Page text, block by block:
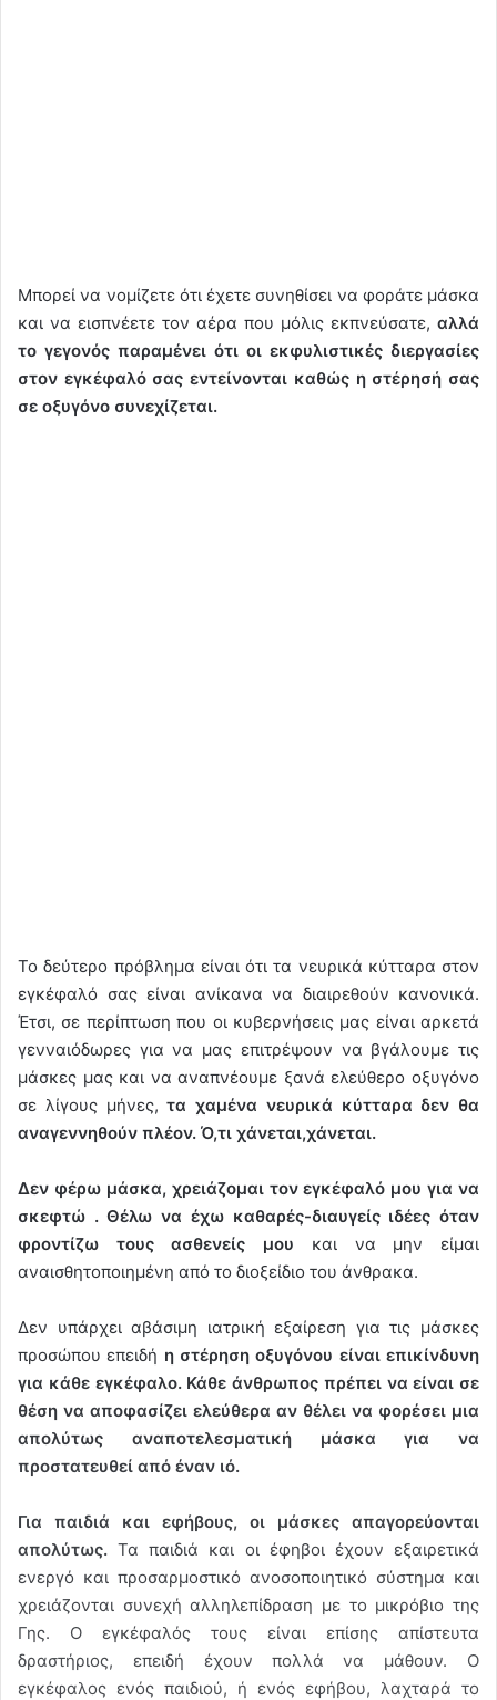
Μπορεί να νομίζετε ότι έχετε συνηθίσει να φοράτε μάσκα
και να εισπνέετε τον αέρα που μόλις εκπνεύσατε, αλλά
το γεγονός παραμένει ότι οι εκφυλιστικές διεργασίες
στον εγκέφαλό σας εντείνονται καθώς η στέρησή σας
σε οξυγόνο συνεχίζεται.
Το δεύτερο πρόβλημα είναι ότι τα νευρικά κύτταρα στον
εγκέφαλό σας είναι ανίκανα να διαιρεθούν κανονικά.
Έτσι, σε περίπτωση που οι κυβερνήσεις μας είναι αρκετά
γενναιόδωρες για να μας επιτρέψουν να βγάλουμε τις
μάσκες μας και να αναπνέουμε ξανά ελεύθερο οξυγόνο
σε λίγους μήνες,τα χαμένα νευρικά κύτταρα δεν θα
αναγεννηθούν πλέον. Ό,τι χάνεται,χάνεται.
Δεν φέρω μάσκα, χρειάζομαι τον εγκέφαλό μου για να
σκεφτώ . Θέλω να έχω καθαρές-διαυγείς ιδέες όταν
φροντίζω τους ασθενείς μου και να μην είμαι
αναισθητοποιημένη από το διοξείδιο του άνθρακα.
Δεν υπάρχει αβάσιμη ιατρική εξαίρεση για τις μάσκες
προσώπου επειδή η στέρηση οξυγόνου είναι επικίνδυνη
για κάθε εγκέφαλο. Κάθε άνθρωπος πρέπει να είναι σε
θέση να αποφασίζει ελεύθερα αν θέλει να φορέσει μια
απολύτως αναποτελεσματική μάσκα για να
προστατευθεί από έναν ιό.
Για παιδιά και εφήβους, οι μάσκες απαγορεύονται
απολύτως. Τα παιδιά και οι έφηβοι έχουν εξαιρετικά
ενεργό και προσαρμοστικό ανοσοποιητικό σύστημα και
χρειάζονται συνεχή αλληλεπίδραση με το μικρόβιο της
Γης. Ο εγκέφαλός τους είναι επίσης απίστευτα
δραστήριος, επειδή έχουν πολλά να μάθουν. Ο
εγκέφαλος ενός παιδιού, ή ενός εφήβου, λαχταρά το